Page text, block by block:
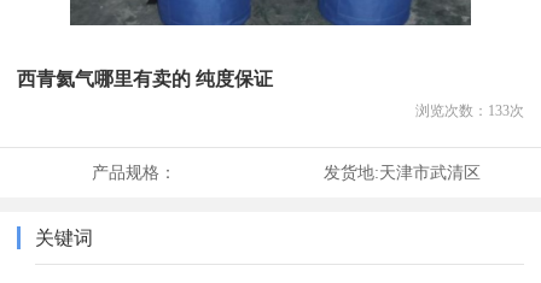
西青氦气哪里有卖的 纯度保证
浏览次数： 133次
产品规格： 发货地:天津市武清区
关键词